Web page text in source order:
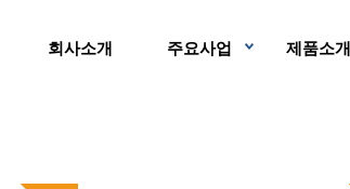
회사소개 주요사업 제품소개